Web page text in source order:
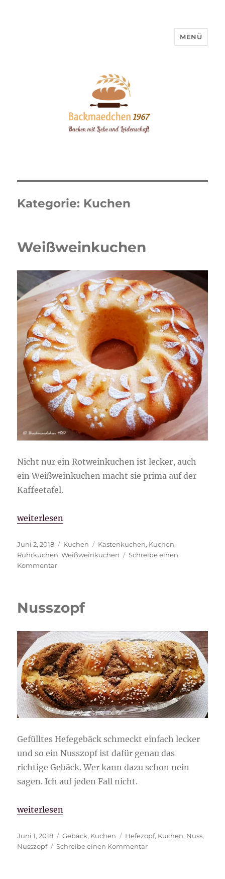
MENÜ
Kategorie: Kuchen
Weißweinkuchen
Nicht nur ein Rotweinkuchen ist lecker, auch
ein Weißweinkuchen macht sie prima auf der
Kaffeetafel.
„Weißweinkuchen“
weiterlesen
Veröffentlicht
am
Juni 2, 2018 Kategorien
Kuchen Schlagwörter
Kastenkuchen, Kuchen,
Rührkuchen,Weißweinkuchen
Schreibe einen
Kommentarzu
Nusszopf
Gefülltes Hefegebäck schmeckt einfach lecker
und so ein Nusszopf ist dafür genau das
richtige Gebäck. Wer kann dazu schon nein
sagen. Ich auf jeden Fall nicht.
„Nusszopf“
weiterlesen
Veröffentlicht
am
Juni 1, 2018 Kategorien
Gebäck, Kuchen Schlagwörter
Hefezopf, Kuchen, Nuss,
Nusszopf
Schreibe einen Kommentarzu